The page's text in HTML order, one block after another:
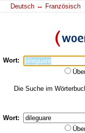
Deutsch ↔ Französisch
Wort:
Die Suche im
Wort: